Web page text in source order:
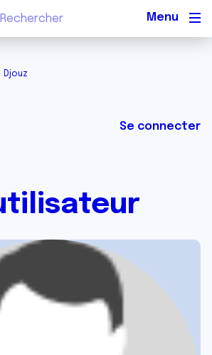
Djouz
Se connecter